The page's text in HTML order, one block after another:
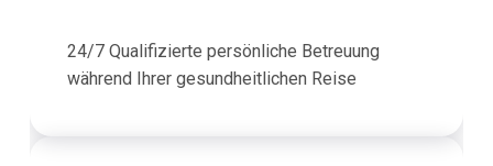
24/7 Qualifizierte persönliche Betreuung
während Ihrer gesundheitlichen Reise